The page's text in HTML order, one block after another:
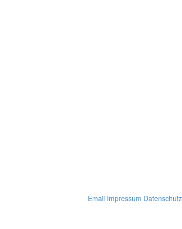
Email Impressum Datenschutz